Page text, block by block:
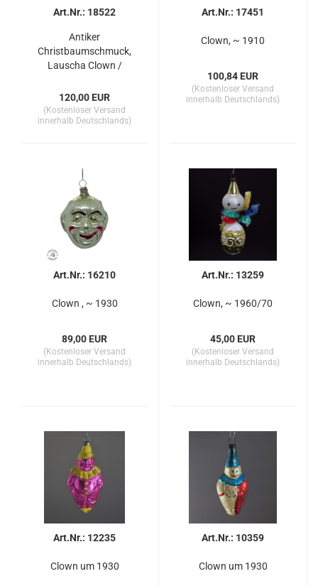
Art.Nr.: 18522
Antiker
Christbaumschmuck,
Lauscha Clown /
120,00 EUR
(Kostenloser Versand
innerhalb Deutschlands)
Art.Nr.: 17451
Clown, ~ 1910
100,84 EUR
(Kostenloser Versand
innerhalb Deutschlands)
Art.Nr.: 16210
Clown , ~ 1930
89,00 EUR
(Kostenloser Versand
innerhalb Deutschlands)
Art.Nr.: 13259
Clown, ~ 1960/70
45,00 EUR
(Kostenloser Versand
innerhalb Deutschlands)
Art.Nr.: 12235
Clown um 1930
Art.Nr.: 10359
Clown um 1930